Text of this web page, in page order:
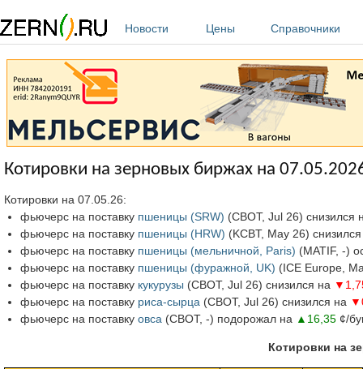
Новости
Цены Справочники
Котировки на зерновых биржах на
Котировки на 07.05.26:
фьючерс на поставку пшеницы (SRW) (СВОТ, Jul 26) снизился
фьючерс на поставку пшеницы (HRW) (KCBT, May 26)
фьючерс на поставку пшеницы (мельничной, Paris) (MATIF, -)
фьючерс на поставку пшеницы (фуражной, UK) (ICE Europe,
фьючерс на поставку кукурузы (СВОТ, Jul 26) снизился на
фьючерс на поставку риса-сырца (СВОТ, Jul 26) снизился на
фьючерс на поставку овса (СВОТ, -) подорожал на ▲16,35¢/
Котировки на